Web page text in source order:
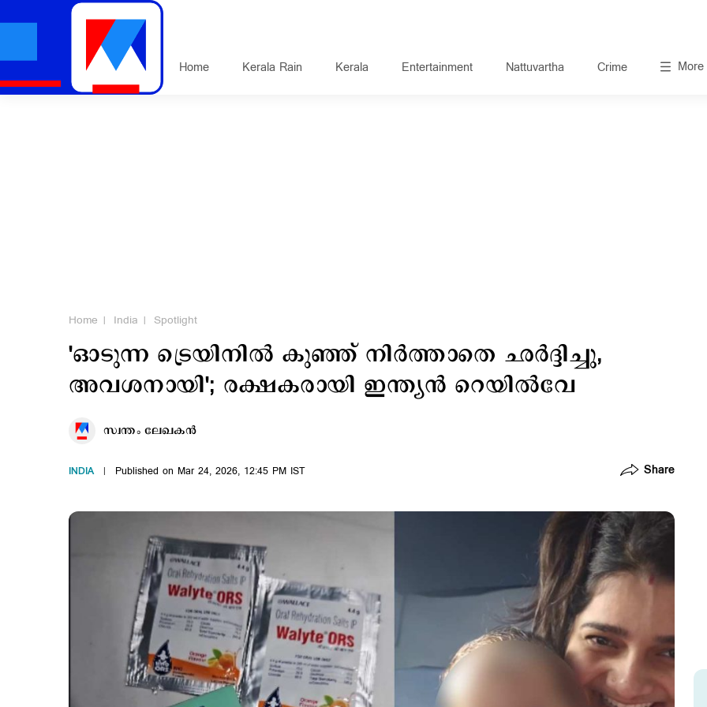
Home Kerala Rain Kerala Entertainment Nattuvartha Crime More
Home India Spotlight
'ഓടുന്ന ട്രെയിനില്‍ കുഞ്ഞ് നിർത്താതെ ഛർദ്ദിച്ചു,
അവശനായി'; രക്ഷകരായി ഇന്ത്യൻ റെയിൽവേ
സ്വന്തം ലേഖകൻ
INDIA Published on Mar 24, 2026, 12:45 PM IST Share